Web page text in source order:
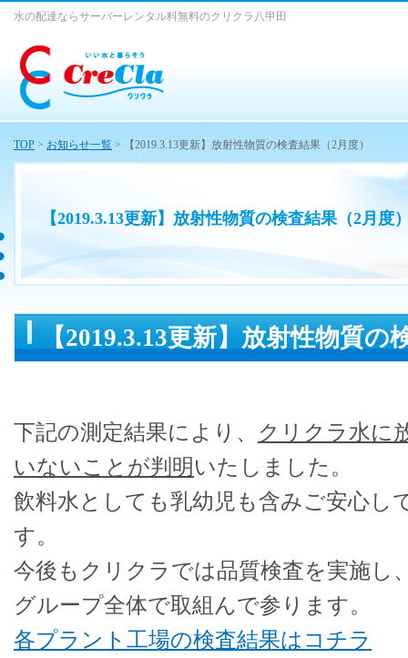
【2019.3.13更新】放射性物質の検査結果（2月度
水の配達ならサーバーレンタル料無料のクリクラ八甲田
【2019.3.13更新】放射性物質の
下記の測定結果により、 クリクラ水に
いないことが判明 いたしました。
飲料水としても乳幼児も含みご安心し
す。
今後もクリクラでは品質検査を実施し
グループ全体で取組んで参ります。
各プラント工場の検査結果はコチラ
TOP > お知らせ一覧 > 【2019.3.13更新】放射性物質の検査結果（2月度）